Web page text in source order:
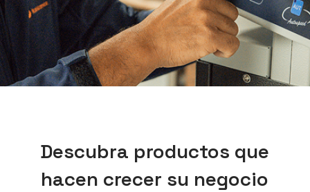
Descubra productos que
hacen crecer su negocio